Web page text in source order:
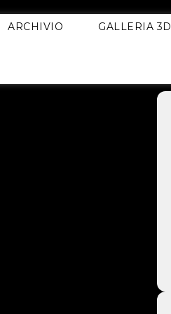
ARCHIVIO GALLERIA 3D